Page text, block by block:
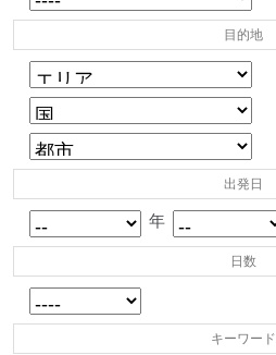
目的地
出発日
年
日数
キーワード